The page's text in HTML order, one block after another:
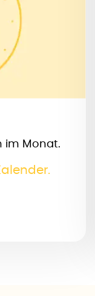
im Monat.